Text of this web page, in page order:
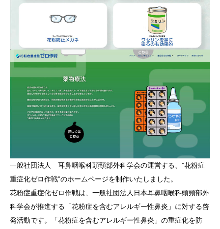
一般社団法人 耳鼻咽喉科頭頸部外科学会の運営する、”花粉症
重症化ゼロ作戦”のホームページを制作いたしました。
花粉症重症化ゼロ作戦は、一般社団法人日本耳鼻咽喉科頭頸部外
科学会が推進する「花粉症を含むアレルギー性鼻炎」に対する啓
発活動です。「花粉症を含むアレルギー性鼻炎」の重症化を防